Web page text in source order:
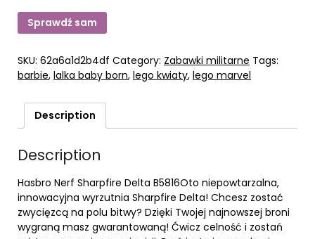
Sprawdź sam
SKU: 62a6a1d2b4df Category: Zabawki militarne Tags:
barbie, lalka baby born, lego kwiaty, lego marvel
Description
Description
Hasbro Nerf Sharpfire Delta B5816Oto niepowtarzalna,
innowacyjna wyrzutnia Sharpfire Delta! Chcesz zostać
zwycięzcą na polu bitwy? Dzięki Twojej najnowszej broni
wygraną masz gwarantowaną! Ćwicz celność i zostań